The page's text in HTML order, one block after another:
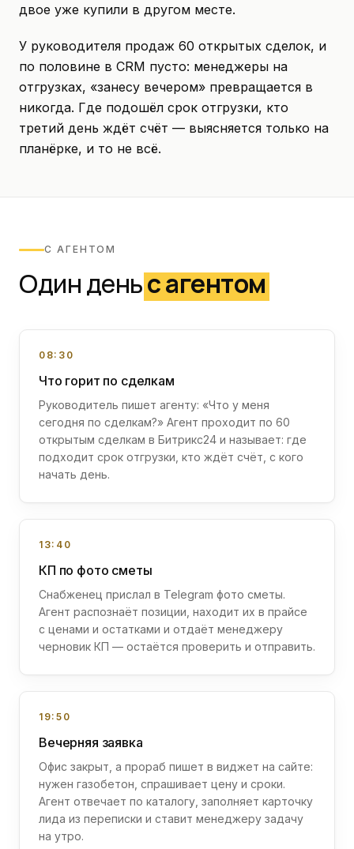
двое уже купили в другом месте.
У руководителя продаж 60 открытых сделок, и
по половине в CRM пусто: менеджеры на
отгрузках, «занесу вечером» превращается в
никогда. Где подошёл срок отгрузки, кто
третий день ждёт счёт — выясняется только на
планёрке, и то не всё.
С АГЕНТОМ
Один деньс агентом
08:30
Что горит по сделкам
Руководитель пишет агенту: «Что у меня
сегодня по сделкам?» Агент проходит по 60
открытым сделкам в Битрикс24 и называет: где
подходит срок отгрузки, кто ждёт счёт, с кого
начать день.
13:40
КП по фото сметы
Снабженец прислал в Telegram фото сметы.
Агент распознаёт позиции, находит их в прайсе
с ценами и остатками и отдаёт менеджеру
черновик КП — остаётся проверить и отправить.
19:50
Вечерняя заявка
Офис закрыт, а прораб пишет в виджет на сайте:
нужен газобетон, спрашивает цену и сроки.
Агент отвечает по каталогу, заполняет карточку
лида из переписки и ставит менеджеру задачу
на утро.